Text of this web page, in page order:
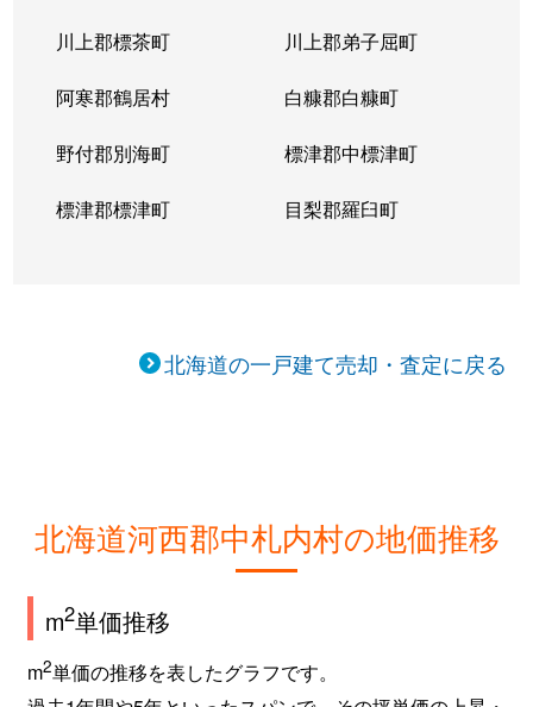
川上郡標茶町 川上郡弟子屈町
阿寒郡鶴居村 白糠郡白糠町
野付郡別海町 標津郡中標津町
標津郡標津町 目梨郡羅臼町
北海道の一戸建て売却・査定に戻る
北海道河西郡中札内村の地価推移
m2単価推移
m2単価の推移を表したグラフです。